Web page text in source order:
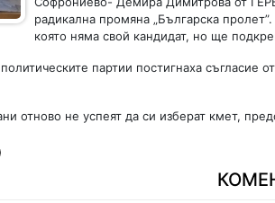
радикална промяна „Българска
която няма свой кандидат, но ще
партии постигнаха
отново не успеят да си изберат кмет,